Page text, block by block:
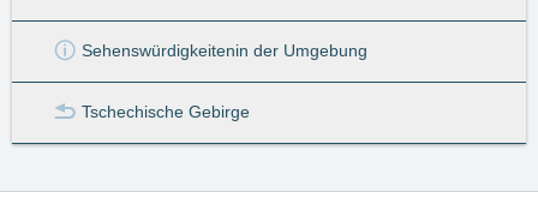
Sehenswürdigkeitenin der Umgebung
Tschechische Gebirge